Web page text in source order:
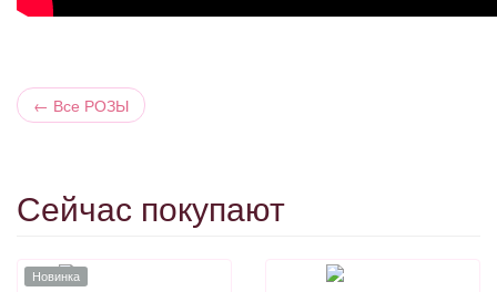
← Все РОЗЫ
Сейчас покупают
Новинка